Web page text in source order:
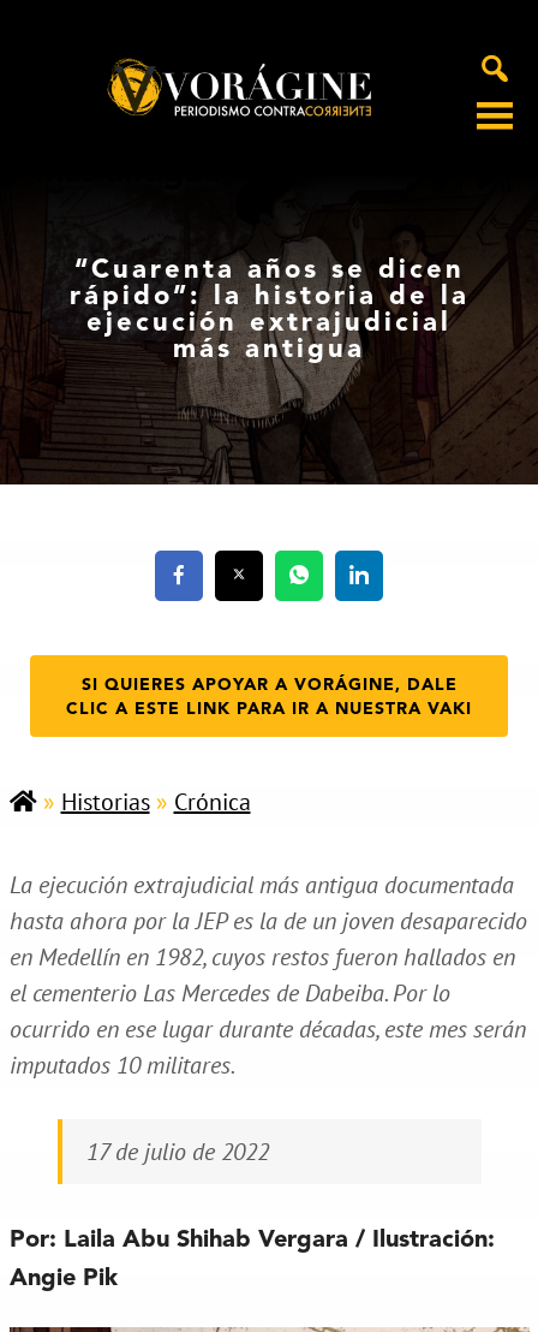
“Cuarenta años se dicen
rápido”: la historia de la
ejecución extrajudicial
más antigua
SI QUIERES APOYAR A VORÁGINE, DALE
CLIC A ESTE LINK PARA IR A NUESTRA VAKI
» Historias» Crónica
La ejecución extrajudicial más antigua documentada
hasta ahora por la JEP es la de un joven desaparecido
en Medellín en 1982, cuyos restos fueron hallados en
el cementerio Las Mercedes de Dabeiba. Por lo
ocurrido en ese lugar durante décadas, este mes serán
imputados 10 militares.
17 de julio de 2022
Por: Laila Abu Shihab Vergara / Ilustración:
Angie Pik